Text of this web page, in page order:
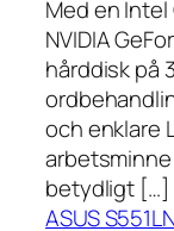
Med en
NVIDIA
hårddisk på
och enklare
arbetsminne
betydligt […]
ASUS